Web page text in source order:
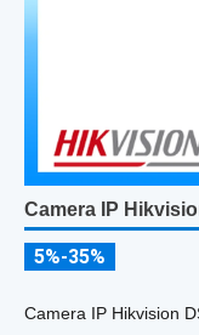
Camera IP
5%-35%
Camera IP Hikvision